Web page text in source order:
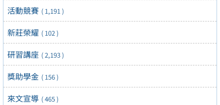
活動競賽 ( 1,191 )
新莊榮耀 ( 102 )
研習講座 ( 2,193 )
獎助學金 ( 156 )
來文宣導 ( 465 )